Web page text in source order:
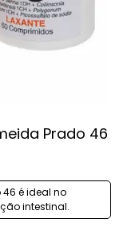
Prado 46
é ideal no
intestinal.